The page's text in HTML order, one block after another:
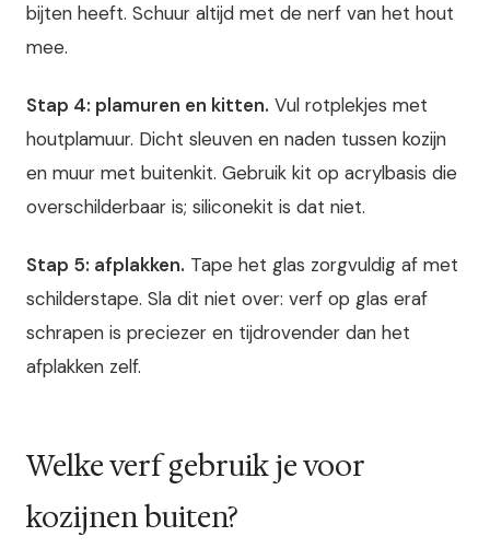
bijten heeft. Schuur altijd met de nerf van het hout
mee.
Stap 4: plamuren en kitten. Vul rotplekjes met
houtplamuur. Dicht sleuven en naden tussen kozijn
en muur met buitenkit. Gebruik kit op acrylbasis die
overschilderbaar is; siliconekit is dat niet.
Stap 5: afplakken. Tape het glas zorgvuldig af met
schilderstape. Sla dit niet over: verf op glas eraf
schrapen is preciezer en tijdrovender dan het
afplakken zelf.
Welke verf gebruik je voor
kozijnen buiten?